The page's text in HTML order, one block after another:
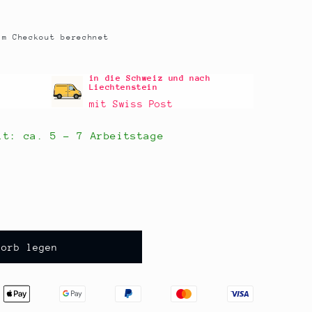
Checkout berechnet
in die Schweiz und nach
Liechtenstein
mit Swiss Post
ca. 5 - 7 Arbeitstage
legen